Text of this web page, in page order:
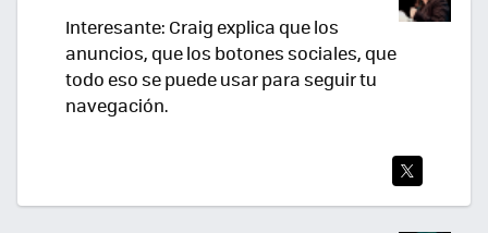
Interesante: Craig explica que los
anuncios, que los botones sociales, que
todo eso se puede usar para seguir tu
navegación.